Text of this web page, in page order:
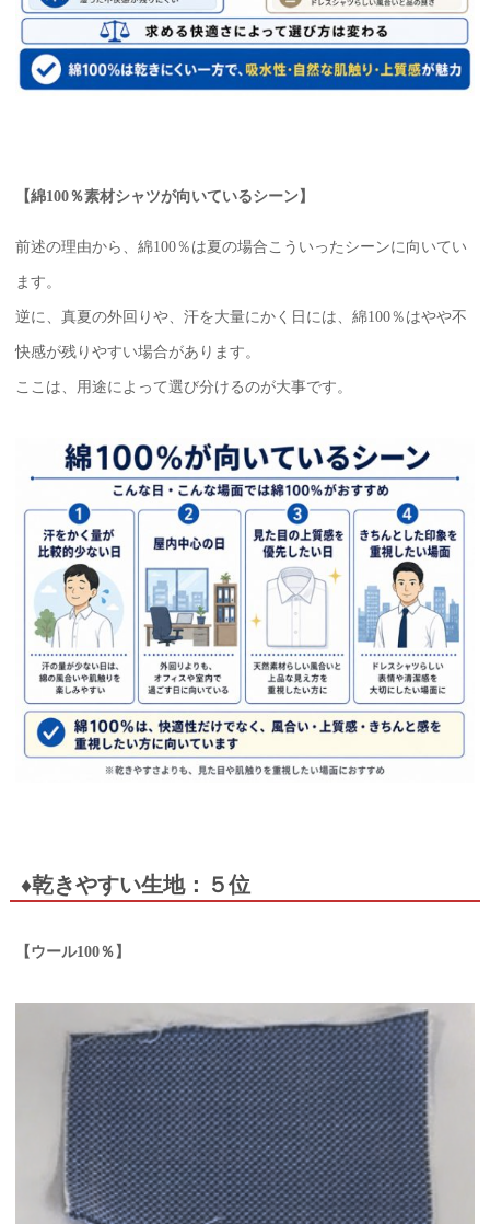
【綿100％素材シャツが向いているシーン】
前述の理由から、綿100％は夏の場合こういったシーンに向いてい
ます。
逆に、真夏の外回りや、汗を大量にかく日には、綿100％はやや不
快感が残りやすい場合があります。
ここは、用途によって選び分けるのが大事です。
♦乾きやすい生地：５位
【ウール100％】